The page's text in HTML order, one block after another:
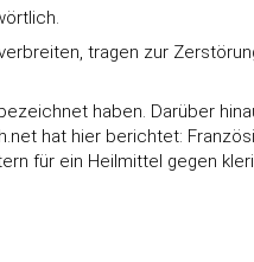
tragen zur
haben. Darüber
hat hier berichtet:
für ein Heilmittel gegen